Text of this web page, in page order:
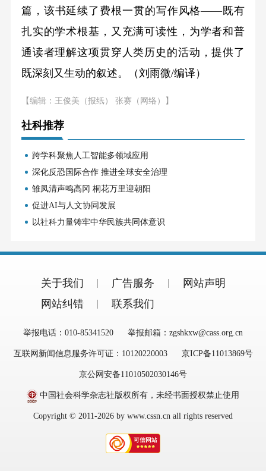
篇，该书延续了费根一贯的写作风格——既有
扎实的学术根基，又充满可读性，为学者和普
通读者理解这项贯穿人类历史的活动，提供了
既深刻又生动的叙述。（刘雨微/编译）
【编辑：王俊美（报纸） 张赛（网络）】
社科推荐
跨学科聚焦人工智能多领域应用
深化反恐国际合作 推进全球安全治理
雏凤清声鸣高冈 桐花万里迎朝阳
促进AI与人文协同发展
以社科力量铸牢中华民族共同体意识
关于我们 广告服务
网站声明
网站纠错
联系我们
举报电话：010-85341520 举报邮箱：zgshkxw@cass.org.cn
互联网新闻信息服务许可证：10120220003 京ICP备11013869号
京公网安备11010502030146号
中国社会科学杂志社版权所有，未经书面授权禁止使用
Copyright © 2011-2026 by www.cssn.cn all rights reserved